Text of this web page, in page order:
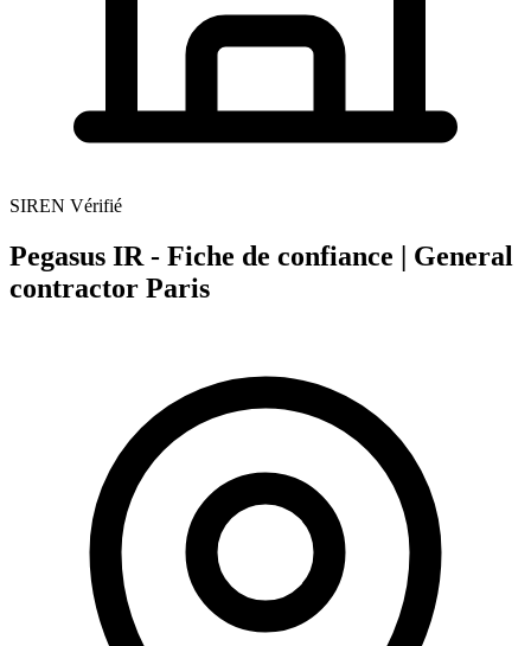
SIREN Vérifié
Pegasus IR - Fiche de confiance | General
contractor Paris